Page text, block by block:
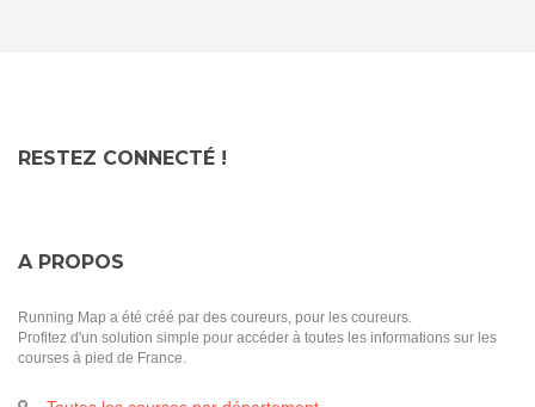
RESTEZ CONNECTÉ !
A PROPOS
Running Map a été créé par des coureurs, pour les coureurs.
Profitez d'un solution simple pour accéder à toutes les informations sur les
courses à pied de France.